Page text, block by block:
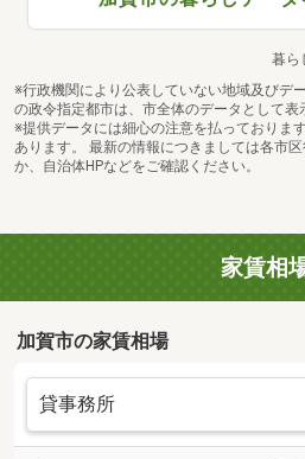
暮ら
※行政機関により公表していない地域及びデ
の政令指定都市は、市全体のデータとして表
※提供データには細心の注意を払っておりま
あります。 最新の情報につきましては各市
か、自治体HPなどをご確認ください。
家賃相
加賀市の家賃相場